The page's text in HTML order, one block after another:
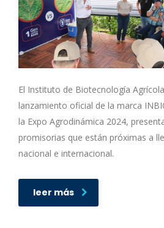
El Instituto de Biotecnología
lanzamiento oficial de la marca
la Expo Agrodinámica 2024,
promisorias que están próximas a
nacional e internacional.
leer más